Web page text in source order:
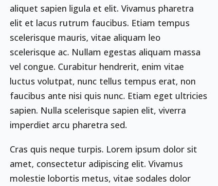
aliquet sapien ligula et elit. Vivamus pharetra
elit et lacus rutrum faucibus. Etiam tempus
scelerisque mauris, vitae aliquam leo
scelerisque ac. Nullam egestas aliquam massa
vel congue. Curabitur hendrerit, enim vitae
luctus volutpat, nunc tellus tempus erat, non
faucibus ante nisi quis nunc. Etiam eget ultricies
sapien. Nulla scelerisque sapien elit, viverra
imperdiet arcu pharetra sed.
Cras quis neque turpis. Lorem ipsum dolor sit
amet, consectetur adipiscing elit. Vivamus
molestie lobortis metus, vitae sodales dolor